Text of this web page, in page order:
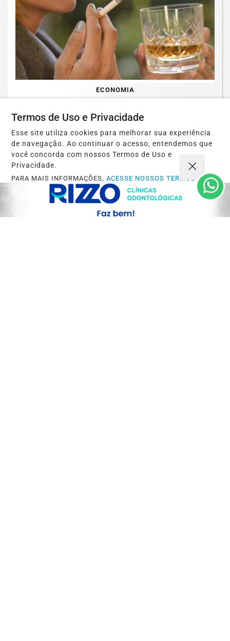
ECONOMIA
mais caros com novo imposto em 2027
Saiba Mais
Termos de Uso e Privacidade
Esse site utiliza cookies para melhorar sua experiência
de navegação. Ao continuar o acesso, entendemos que
você concorda com nossos Termos de Uso e
Privacidade.
PARA MAIS INFORMAÇÕES,ACESSE NOSSOS TERMOS
CLICANDO AQUI
PROSSEGUIR